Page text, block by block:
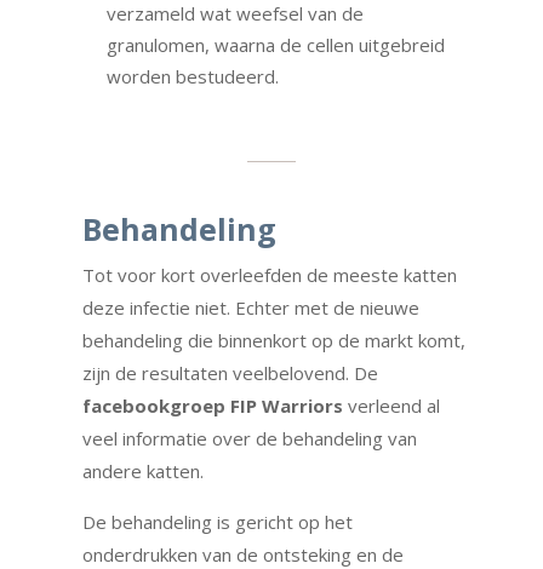
verzameld wat weefsel van de
granulomen, waarna de cellen uitgebreid
worden bestudeerd.
Behandeling
Tot voor kort overleefden de meeste katten
deze infectie niet. Echter met de nieuwe
behandeling die binnenkort op de markt komt,
zijn de resultaten veelbelovend. De
facebookgroep FIP Warriors verleend al
veel informatie over de behandeling van
andere katten.
De behandeling is gericht op het
onderdrukken van de ontsteking en de